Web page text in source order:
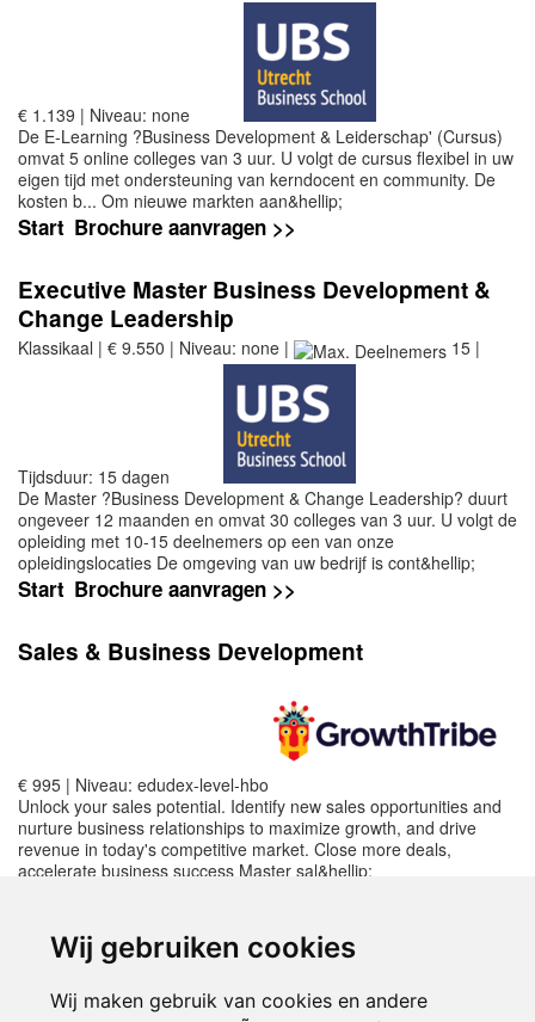
Wij gebruiken cookies
Wij maken gebruik van cookies en andere
€ 1.139 | Niveau: none
De E-Learning ?Business Development & Leiderschap' (Cursus)
omvat 5 online colleges van 3 uur. U volgt de cursus flexibel in uw
eigen tijd met ondersteuning van kerndocent en community. De
kosten b... Om nieuwe markten aan&hellip;
Start Brochure aanvragen >>
Executive Master Business Development &
Change Leadership
Klassikaal | € 9.550 | Niveau: none | 15 |
Tijdsduur: 15 dagen
De Master ?Business Development & Change Leadership? duurt
ongeveer 12 maanden en omvat 30 colleges van 3 uur. U volgt de
opleiding met 10-15 deelnemers op een van onze
opleidingslocaties De omgeving van uw bedrijf is cont&hellip;
Start Brochure aanvragen >>
Sales & Business Development
€ 995 | Niveau: edudex-level-hbo
Unlock your sales potential. Identify new sales opportunities and
nurture business relationships to maximize growth, and drive
revenue in today's competitive market. Close more deals,
accelerate business success Master sal&hellip;
of cursus heeft gevonden! Deze